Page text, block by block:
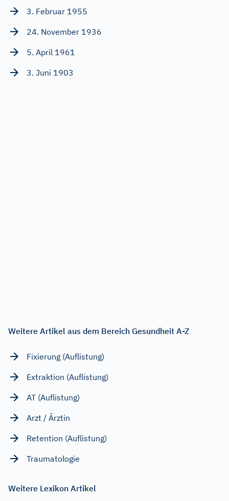
3. Februar 1955
24. November 1936
5. April 1961
3. Juni 1903
Weitere Artikel aus dem Bereich Gesundheit A-Z
Fixierung (Auflistung)
Extraktion (Auflistung)
AT (Auflistung)
Arzt / Ärztin
Retention (Auflistung)
Traumatologie
Weitere Lexikon Artikel